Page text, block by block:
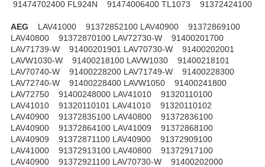
91474702400 FL924N 91474006400 TL1073 91372424100
AEG LAV41000 91372852100 LAV40900 91372869100
LAV40800 91372870100 LAV72730-W 91400201700
LAV71739-W 91400201901 LAV70730-W 91400202001
LAVW1030-W 91400218100 LAVW1030 91400218101
LAV70740-W 91400228200 LAV71749-W 91400228300
LAV72740-W 91400228400 LAVW1050 91400241800
LAV72750 91400248000 LAV41010 91320110100
LAV41010 91320110101 LAV41010 91320110102
LAV40900 91372835100 LAV40800 91372836100
LAV40900 91372864100 LAV41009 91372868100
LAV40909 91372871100 LAV40900 91372909100
LAV41000 91372913100 LAV40800 91372917100
LAV40900 91372921100 LAV70730-W 91400202000